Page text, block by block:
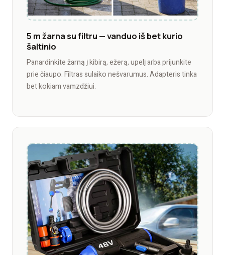
5 m žarna su filtru — vanduo iš bet kurio
šaltinio
Panardinkite žarną į kibirą, ežerą, upelį arba prijunkite
prie čiaupo. Filtras sulaiko nešvarumus. Adapteris tinka
bet kokiam vamzdžiui.